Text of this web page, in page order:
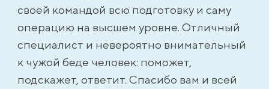
своей командой всю подготовку и саму
операцию на высшем уровне. Отличный
специалист и невероятно внимательный
к чужой беде человек: поможет,
подскажет, ответит. Спасибо вам и всей